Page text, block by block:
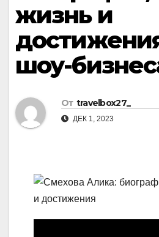
жизнь и
шоу-
От travelbox27_
ДЕК 1, 2023